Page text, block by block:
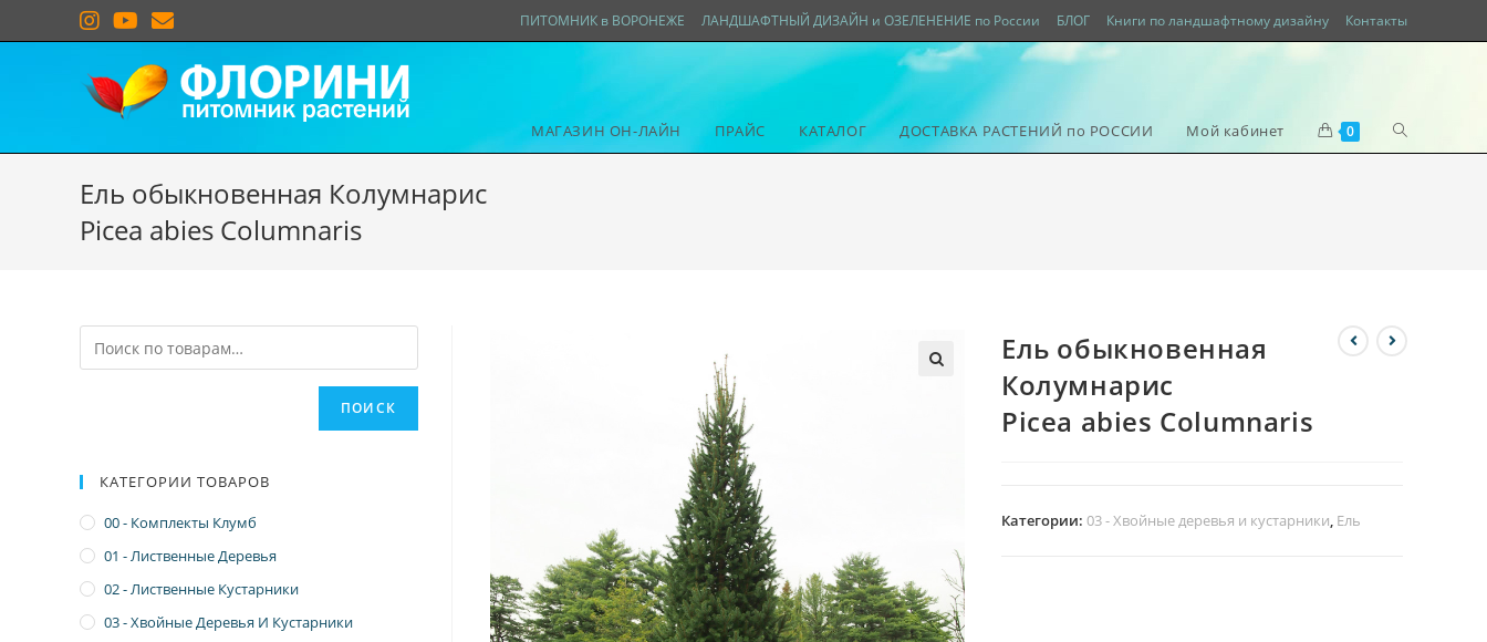
ПИТОМНИК в ВОРОНЕЖЕ ЛАНДШАФТНЫЙ ДИЗАЙН и ОЗЕЛЕНЕНИЕ по России БЛОГ Книги по ландшафтному дизайну Контакты
МАГАЗИН ОН-ЛАЙН ПРАЙС КАТАЛОГ ДОСТАВКА РАСТЕНИЙ по РОССИИ Мой кабинет 0
Ель обыкновенная Колумнарис
Picea abies Columnaris
Ель обыкновенная
Колумнарис
Picea abies Columnaris
Категории: 03 - Хвойные деревья и кустарники, Ель
ПОИСК
КАТЕГОРИИ ТОВАРОВ
00 - Комплекты Клумб
01 - Лиственные Деревья
02 - Лиственные Кустарники
03 - Хвойные Деревья И Кустарники